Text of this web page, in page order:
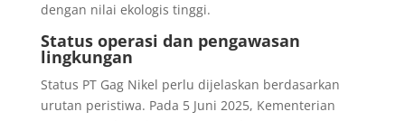
dengan nilai ekologis tinggi.
Status operasi dan pengawasan
lingkungan
Status PT Gag Nikel perlu dijelaskan berdasarkan
urutan peristiwa. Pada 5 Juni 2025, Kementerian